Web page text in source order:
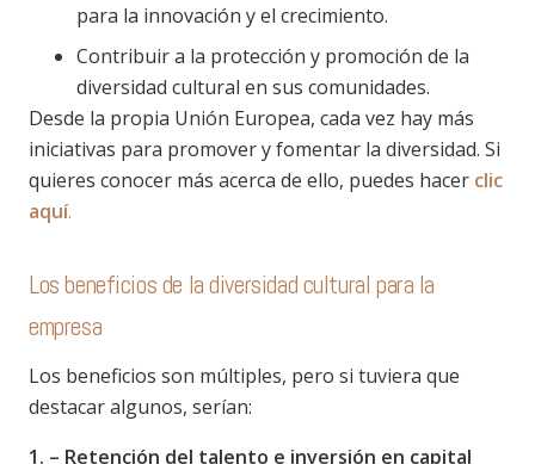
para la innovación y el crecimiento.
Contribuir a la protección y promoción de la
diversidad cultural en sus comunidades.
Desde la propia Unión Europea, cada vez hay más
iniciativas para promover y fomentar la diversidad. Si
quieres conocer más acerca de ello, puedes hacer clic
aquí.
Los beneficios de la diversidad cultural para la
empresa
Los beneficios son múltiples, pero si tuviera que
destacar algunos, serían:
1. – Retención del talento e inversión en capital